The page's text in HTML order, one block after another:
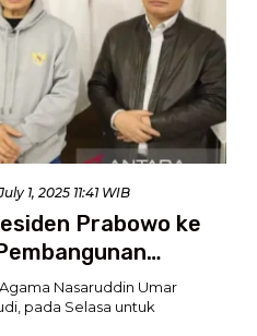
1, 2025 11:41 WIB
Prabowo ke
Indonesia
Nasaruddin Umar
pada Selasa untuk